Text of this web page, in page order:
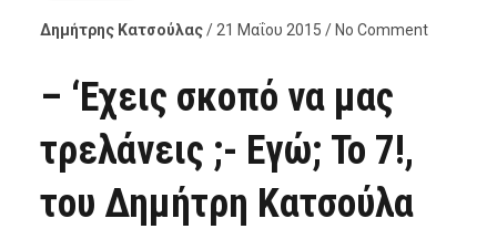
Δημήτρης Κατσούλας/ 21 Μαΐου 2015 / No Comment
– ‘Εχεις σκοπό να μας
τρελάνεις ;- Εγώ; Το 7!,
του Δημήτρη Κατσούλα